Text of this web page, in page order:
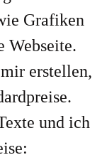
Grafiken
Webseite.
erstellen,
und ich